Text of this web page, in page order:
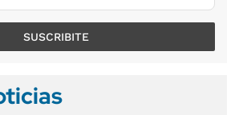
SUSCRIBITE